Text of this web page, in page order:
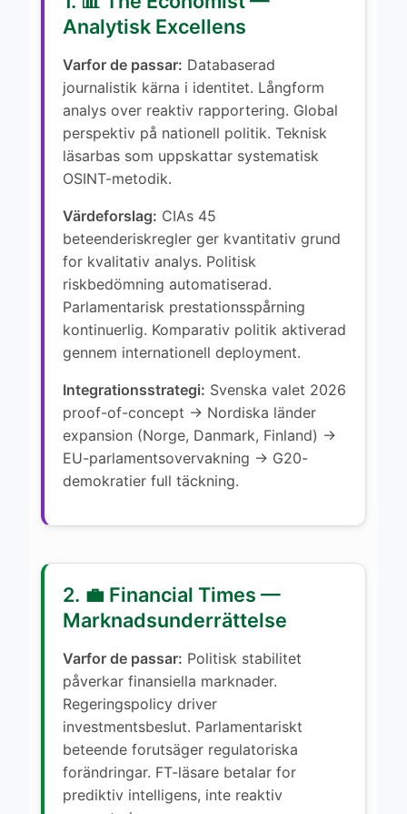
Analytisk Excellens
Varfor de passar: Databaserad
journalistik kärna i identitet. Långform
analys over reaktiv rapportering. Global
perspektiv på nationell politik. Teknisk
läsarbas som uppskattar systematisk
OSINT-metodik.
Värdeforslag: CIAs 45
beteenderiskregler ger kvantitativ grund
for kvalitativ analys. Politisk
riskbedömning automatiserad.
Parlamentarisk prestationsspårning
kontinuerlig. Komparativ politik aktiverad
gennem internationell deployment.
Integrationsstrategi: Svenska valet 2026
proof-of-concept → Nordiska länder
expansion (Norge, Danmark, Finland) →
EU-parlamentsovervakning → G20-
demokratier full täckning.
2. 💼 Financial Times —
Marknadsunderrättelse
Varfor de passar: Politisk stabilitet
påverkar finansiella marknader.
Regeringspolicy driver
investmentsbeslut. Parlamentariskt
beteende forutsäger regulatoriska
forändringar. FT-läsare betalar for
prediktiv intelligens, inte reaktiv